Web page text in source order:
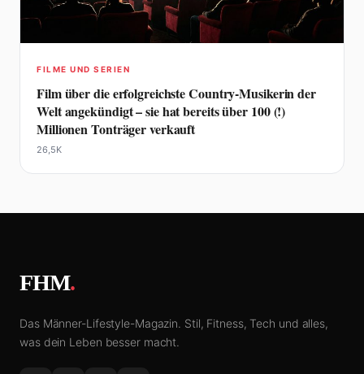
FILME UND SERIEN
Film über die erfolgreichste Country-Musikerin der
Welt angekündigt – sie hat bereits über 100 (!)
Millionen Tonträger verkauft
26,5K
FHM.
Das Männer-Lifestyle-Magazin. Stil, Fitness, Tech und alles,
was dein Leben besser macht.